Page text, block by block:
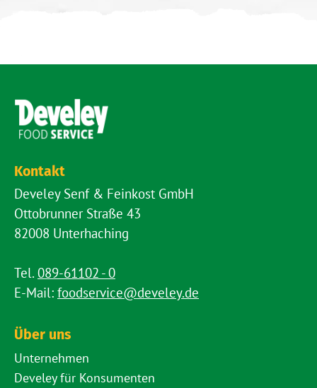
Kontakt
Develey Senf & Feinkost GmbH
Ottobrunner Straße 43
82008 Unterhaching
Tel. 089-61102 - 0
E-Mail: foodservice@develey.de
Über uns
Unternehmen
Develey für Konsumenten